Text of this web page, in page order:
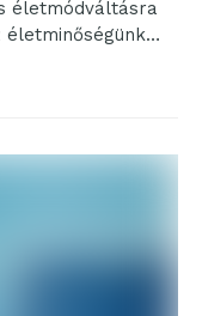
életmódváltásra
életminőségünk